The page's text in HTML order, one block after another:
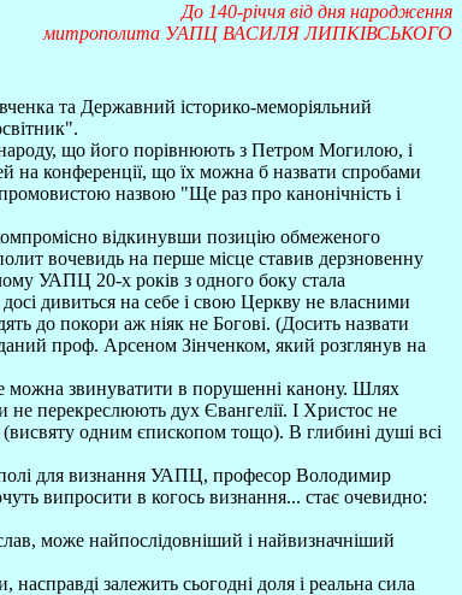
До 140-річчя від дня народження
митрополита УАПЦ ВАСИЛЯ ЛИПКІВСЬКОГО
та Державний історико-меморіяльний
що його порівнюють з Петром Могилою, і
на конференції, що їх можна б назвати спробами
назвою "Ще раз про канонічність і
відкинувши позицію обмеженого
вочевидь на перше місце ставив дерзновенну
УАПЦ 20-х років з одного боку стала
дивиться на себе і свою Церкву не власними
до покори аж ніяк не Богові. (Досить назвати
проф. Арсеном Зінченком, який розглянув на
можна звинуватити в порушенні канону. Шлях
перекреслюють дух Євангелії. І Христос не
одним єпископом тощо). В глибині душі всі
для визнання УАПЦ, професор Володимир
випросити в когось визнання... стає очевидно:
може найпослідовніший і найвизначніший
залежить сьогодні доля і реальна сила